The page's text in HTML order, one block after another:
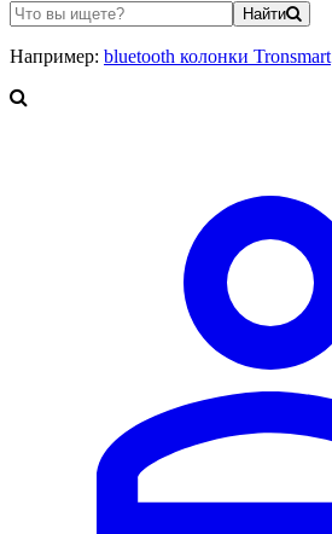
Найти
Например: bluetooth колонки Tronsmart